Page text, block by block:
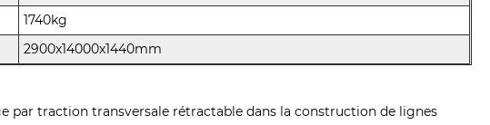
1740kg
2900x14000x1440mm
par traction transversale rétractable dans la construction de lignes